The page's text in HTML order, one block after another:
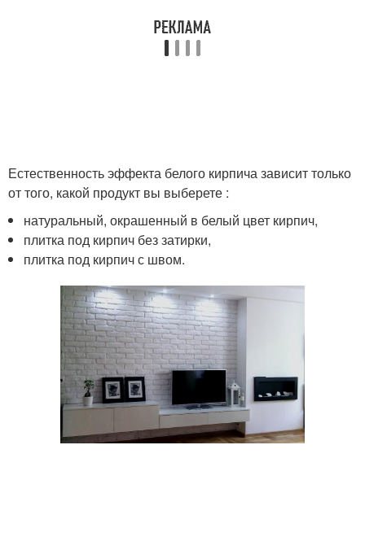
Естественность эффекта белого кирпича зависит только
от того, какой продукт вы выберете :
натуральный, окрашенный в белый цвет кирпич,
плитка под кирпич без затирки,
плитка под кирпич с швом.